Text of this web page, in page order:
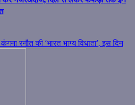
रनौत की ‘भारत भाग्य विधाता’, इस दिन